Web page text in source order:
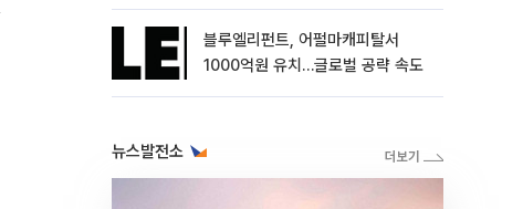
블루엘리펀트, 어펄마캐피탈서
1000억원 유치…글로벌 공략 속도
뉴스발전소